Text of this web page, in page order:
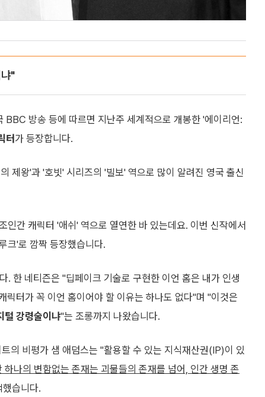
"
방송 등에 따르면 지난주 세계적으로 개봉한 '에이리언:
터 가 등장합니다.
제왕'과 '호빗' 시리즈의 '빌보' 역으로 많이 알려진 영국 출신
간 캐릭터 '애쉬' 역으로 열연한 바 있는데요. 이번 신작에서
크'로 깜짝 등장했습니다.
. 한 네티즌은 "딥페이크 기술로 구현한 이언 홈은 내가 인생
터가 꼭 이언 홈이어야 할 이유는 하나도 없다"며 "이것은
털 강령술이냐"는 조롱까지 나왔습니다.
의 비평가 샘 애덤스는 "활용할 수 있는 지식재산권(IP)이 있
하나의 변함없는 존재는 괴물들의 존재를 넘어, 인간 생명 존
습니다.